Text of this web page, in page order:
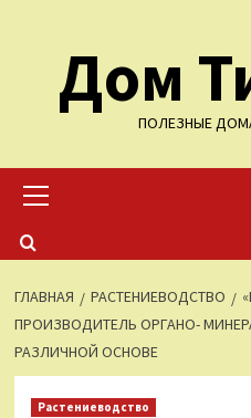
содержимомуДом
ПОЛЕЗНЫЕ
меню
ГЛАВНАЯ РАСТЕНИЕВОДСТВО
ПРОИЗВОДИТЕЛЬ ОРГАНО-
РАЗЛИЧНОЙ ОСНОВЕ
Растениеводство